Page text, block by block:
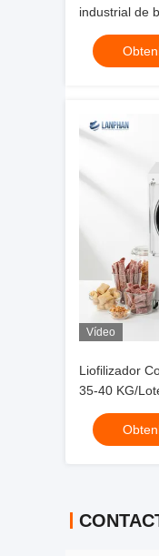
industrial de
para
Vídeo
Liofilizador
35-40 KG/
de Grande